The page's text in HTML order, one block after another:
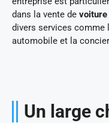
dans la vente de voiture
divers services comme
automobile et la
Un large